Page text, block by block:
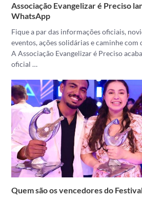
Associação Evangelizar é Preciso
WhatsApp
Fique a par das informações oficiais,
eventos, ações solidárias e caminhe
A Associação Evangelizar é Preciso
oficial …
Quem são os vencedores do